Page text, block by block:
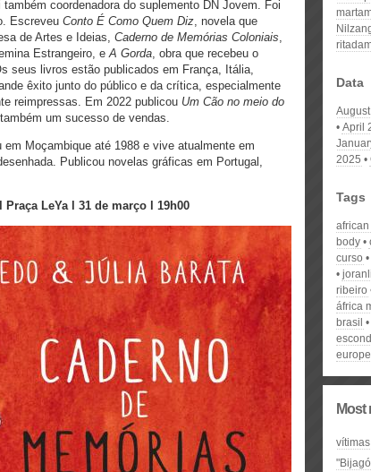
coordenadora do suplemento DN Jovem. Foi
Escreveu Conto É Como Quem Diz, novela que
de Artes e Ideias, Caderno de Memórias Coloniais,
Estrangeiro, eA Gorda, obra que recebeu o
seus livros estão publicados em França, Itália,
êxito junto do público e da crítica, especialmente
reimpressas. Em 2022 publicou Um Cão no meio do
um sucesso de vendas.
Moçambique até 1988 e vive atualmente em
Publicou novelas gráficas em Portugal,
LeYa l 31 de março l 19h00
Data
April
2025
Tags
body
curso
ribeiro
áfrica
brasil
europe
Most